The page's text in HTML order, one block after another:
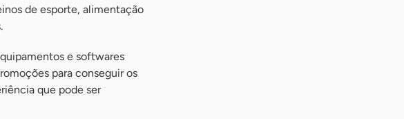
de esporte, alimentação
e softwares
para conseguir os
que pode ser